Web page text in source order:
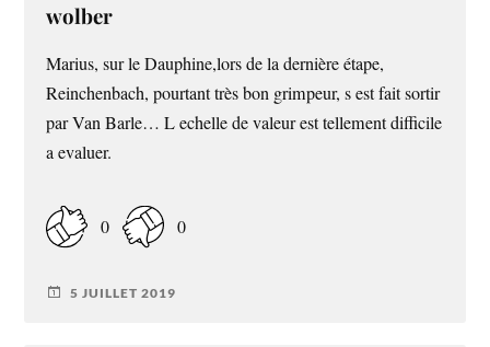
wolber
Marius, sur le Dauphine,lors de la dernière étape,
Reinchenbach, pourtant très bon grimpeur, s est fait sortir
par Van Barle… L echelle de valeur est tellement difficile
a evaluer.
0 0
5 JUILLET 2019